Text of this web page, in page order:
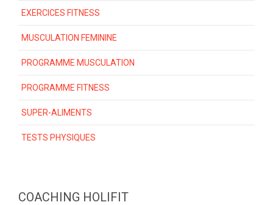
EXERCICES FITNESS
MUSCULATION FEMININE
PROGRAMME MUSCULATION
PROGRAMME FITNESS
SUPER-ALIMENTS
TESTS PHYSIQUES
COACHING HOLIFIT